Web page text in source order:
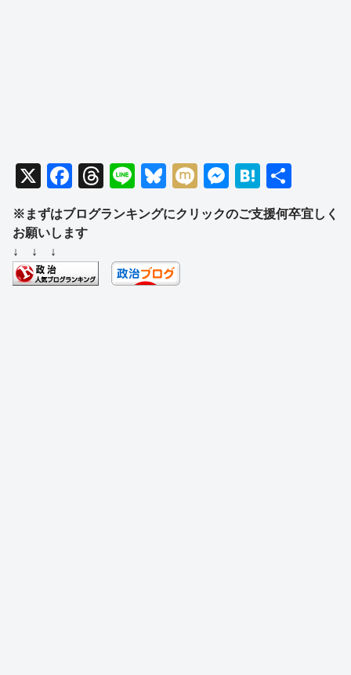
X
F
a
c
b
T
hr
e
d
Li
n
e
Bl
e
y
M
ixi
M
ss
H
at
e
有
※まずはブログランキングにクリックのご支援何卒宜しく
お願いします
↓ ↓ ↓